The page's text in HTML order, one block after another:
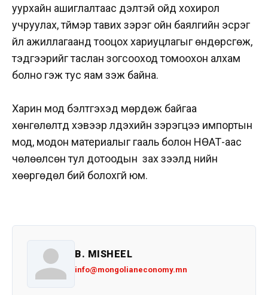
уурхайн ашиглалтаас үүдэлтэй ойд хохирол
учруулах, түймэр тавих зэрэг ойн баялгийн эсрэг
үйл ажиллагаанд тооцох хариуцлагыг өндөрсгөж,
тэдгээрийг таслан зогсооход томоохон алхам
болно гэж тус яам үзэж байна.
Харин мод бэлтгэхэд мөрдөж байгаа
хөнгөлөлтүүд хэвээр үлдэхийн зэрэгцээ импортын
мод, модон материалыг гааль болон НӨАТ-аас
чөлөөлсөн тул дотоодын зах зээлд үнийн
хөөргөдөл бий болохгүй юм.
B. MISHEEL
info@mongolianeconomy.mn